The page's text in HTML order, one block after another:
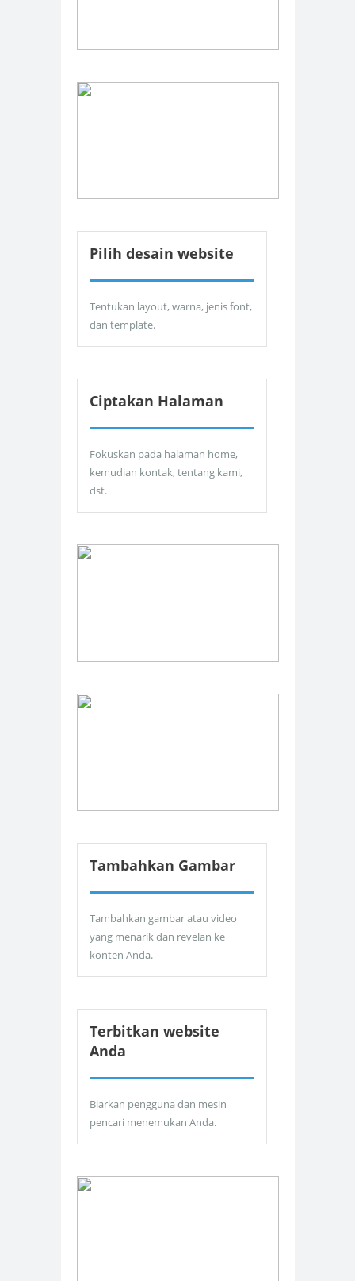
Pilih desain website
Tentukan layout, warna, jenis font,
dan template.
Ciptakan Halaman
Fokuskan pada halaman home,
kemudian kontak, tentang kami,
dst.
Tambahkan Gambar
Tambahkan gambar atau video
yang menarik dan revelan ke
konten Anda.
Terbitkan website
Anda
Biarkan pengguna dan mesin
pencari menemukan Anda.